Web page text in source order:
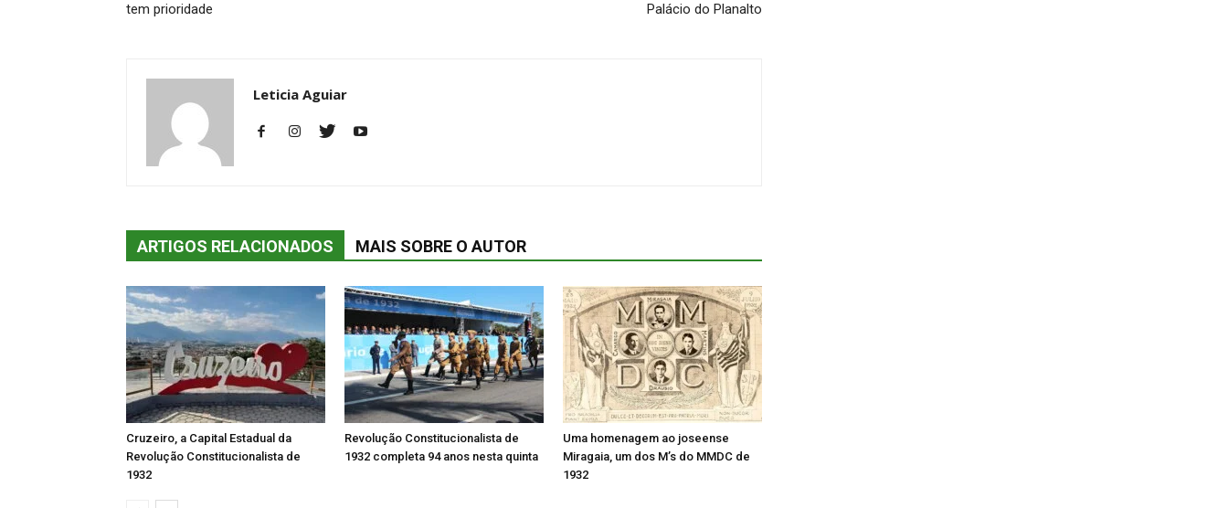
tem prioridade
Palácio do Planalto
Leticia Aguiar
ARTIGOS RELACIONADOS MAIS SOBRE O AUTOR
Cruzeiro, a Capital Estadual da
Revolução Constitucionalista de
1932
Revolução Constitucionalista de
1932 completa 94 anos nesta quinta
Uma homenagem ao joseense
Miragaia, um dos M’s do MMDC de
1932